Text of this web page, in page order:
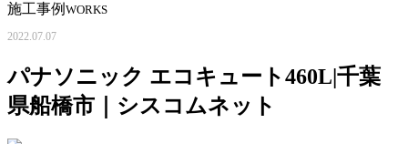
施工事例 WORKS
2022.07.07
パナソニック エコキュート460L|千葉
県船橋市｜シスコムネット